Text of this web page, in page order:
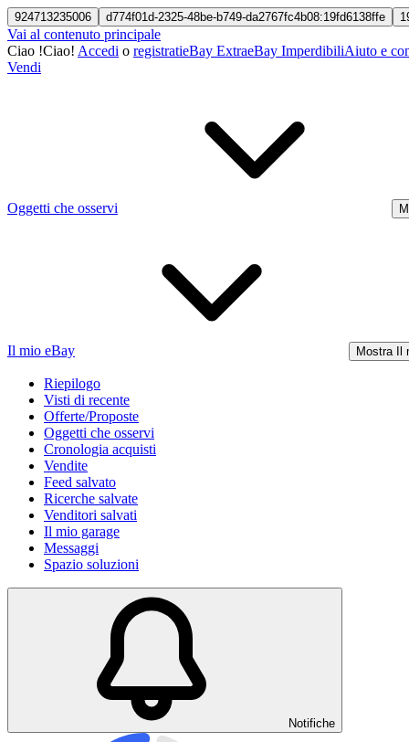
924713235006 d774f01d-2325-48be-b749-da2767fc4b08:19fd6138ffe
Vai al contenuto principale
Ciao !Ciao! Accedi o registratieBay ExtraeBay ImperdibiliAiuto e
Vendi
Oggetti che osservi
Il mio eBay Mostra Il
Riepilogo
Visti di recente
Offerte/Proposte
Oggetti che osservi
Cronologia acquisti
Vendite
Feed salvato
Ricerche salvate
Venditori salvati
Il mio garage
Messaggi
Spazio soluzioni
Notifiche